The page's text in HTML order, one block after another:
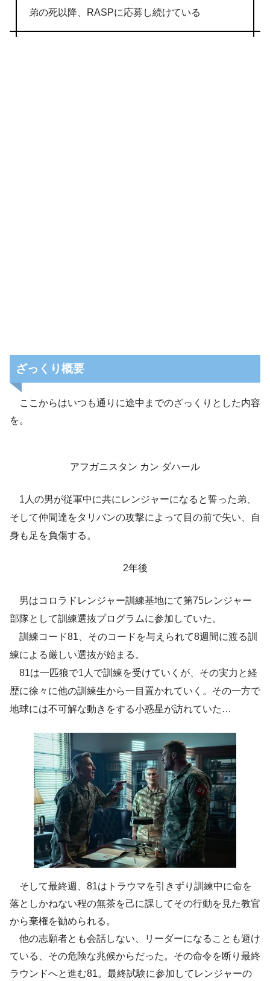
弟の死以降、RASPに応募し続けている
ざっくり概要
ここからはいつも通りに途中までのざっくりとした内容
を。
アフガニスタン カン ダハール
1人の男が従軍中に共にレンジャーになると誓った弟、
そして仲間達をタリバンの攻撃によって目の前で失い、自
身も足を負傷する。
2年後
男はコロラドレンジャー訓練基地にて第75レンジャー
部隊として訓練選抜プログラムに参加していた。
訓練コード81、そのコードを与えられて8週間に渡る訓
練による厳しい選抜が始まる。
81は一匹狼で1人で訓練を受けていくが、その実力と経
歴に徐々に他の訓練生から一目置かれていく。その一方で
地球には不可解な動きをする小惑星が訪れていた…
そして最終週、81はトラウマを引きずり訓練中に命を
落としかねない程の無茶を己に課してその行動を見た教官
から棄権を勧められる。
他の志願者とも会話しない、リーダーになることも避け
ている、その危険な兆候からだった。その命令を断り最終
ラウンドへと進む81。最終試験に参加してレンジャーの